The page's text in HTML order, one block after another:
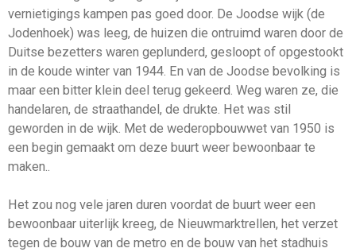
vernietigings kampen pas goed door. De Joodse wijk (de
Jodenhoek) was leeg, de huizen die ontruimd waren door de
Duitse bezetters waren geplunderd, gesloopt of opgestookt
in de koude winter van 1944. En van de Joodse bevolking is
maar een bitter klein deel terug gekeerd. Weg waren ze, die
handelaren, de straathandel, de drukte. Het was stil
geworden in de wijk. Met de wederopbouwwet van 1950 is
een begin gemaakt om deze buurt weer bewoonbaar te
maken..
Het zou nog vele jaren duren voordat de buurt weer een
bewoonbaar uiterlijk kreeg, de Nieuwmarktrellen, het verzet
tegen de bouw van de metro en de bouw van het stadhuis